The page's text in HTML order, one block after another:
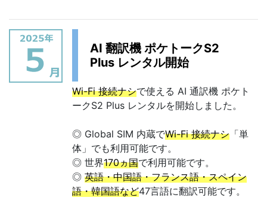
AI 翻訳機 ポケトークS2
Plus レンタル開始
Wi-Fi 接続ナシで使える AI 通訳機 ポケト
ークS2 Plus レンタルを開始しました。
◎ Global SIM 内蔵でWi-Fi 接続ナシ 「単
体」でも利用可能です。
◎ 世界170ヵ国で利用可能です。
◎ 英語・中国語・フランス語・スペイン
語・韓国語など47言語に翻訳可能です。